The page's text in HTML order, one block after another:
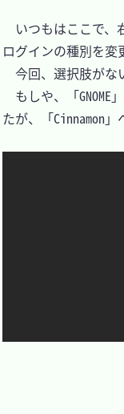
いつもはここで、
ログインの種別を変
今回、選択肢がな
もしや、「
たが、「Cinnamon